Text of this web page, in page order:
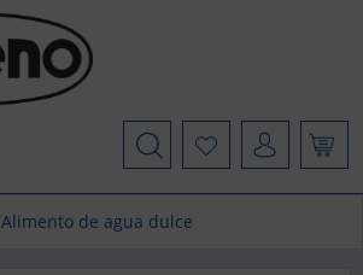
Alimento de agua dulce